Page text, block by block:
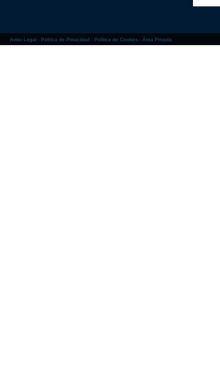
Aviso Legal - Política de Privacidad - Política de Cookies - Área Privada